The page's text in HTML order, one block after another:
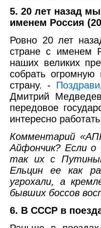
5. 20 лет назад
именем Россия
Ровно 20 лет
стране с именем
наших великих
собрать
страну. -
Дмитрий
передовое
интересно
Комментарий
Айфончик? Если о
так их с
Ельцин ее как
угрохали, а
бывших боссов
6. В СССР в